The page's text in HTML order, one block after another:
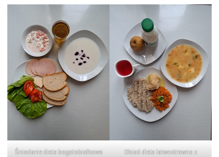
Śniadanie dieta bogatobiałkowa
Obiad dieta łatwostrawna z